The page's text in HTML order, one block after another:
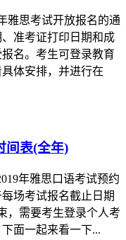
雅思考试开放报名的通
准考证打印日期和成
名。考生可登录教育
体安排，并进行在
间表(全年)
年雅思口语考试预约
场考试报名截止日期
，需要考生登录个人考
面一起来看一下...